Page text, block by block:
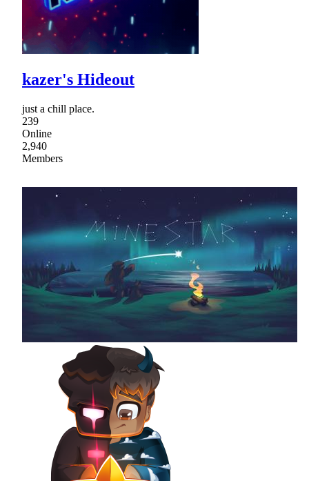
kazer's Hideout
just a chill place.
239
Online
2,940
Members